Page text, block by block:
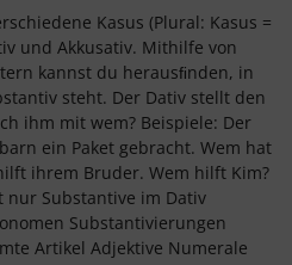
Kasus (Plural: Kasus =
und Akkusativ. Mithilfe von
kannst du herausﬁnden, in
steht. Der Dativ stellt den
ihm mit wem? Beispiele: Der
ein Paket gebracht. Wem hat
ihrem Bruder. Wem hilft Kim?
nur Substantive im Dativ
Substantivierungen
Artikel Adjektive Numerale